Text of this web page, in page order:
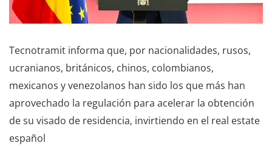
Tecnotramit informa que, por nacionalidades, rusos,
ucranianos, británicos, chinos, colombianos,
mexicanos y venezolanos han sido los que más han
aprovechado la regulación para acelerar la obtención
de su visado de residencia, invirtiendo en el real estate
español